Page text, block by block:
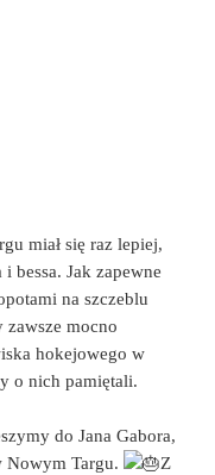
miał się raz lepiej,
bessa. Jak zapewne
na szczeblu
zawsze mocno
hokejowego w
o nich pamiętali.
do Jana Gabora,
Nowym Targu.
Z